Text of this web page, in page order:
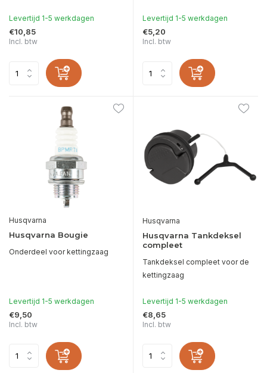
Levertijd 1-5 werkdagen
€10,85
Incl. btw
Levertijd 1-5 werkdagen
€5,20
Incl. btw
Husqvarna
Husqvarna Bougie
Onderdeel voor kettingzaag
Levertijd 1-5 werkdagen
€9,50
Incl. btw
Husqvarna
Husqvarna Tankdeksel
compleet
Tankdeksel compleet voor de
kettingzaag
Levertijd 1-5 werkdagen
€8,65
Incl. btw